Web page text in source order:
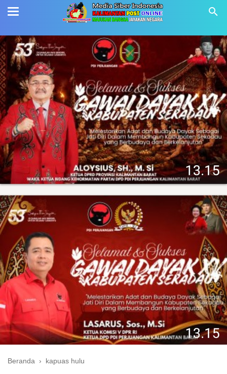
Beranda › kapuas hulu